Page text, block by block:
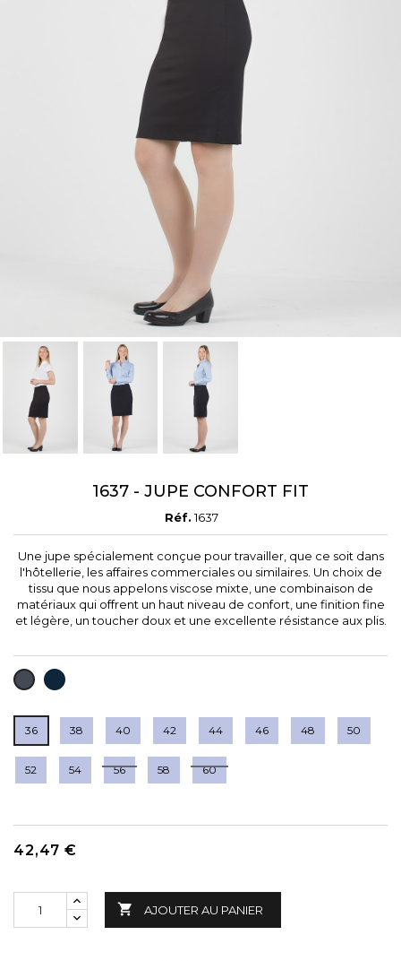
1637 - JUPE CONFORT FIT
Réf. 1637
Une jupe spécialement conçue pour travailler, que ce soit dans
l'hôtellerie, les affaires commerciales ou similaires. Un choix de
tissu que nous appelons viscose mixte, une combinaison de
matériaux qui offrent un haut niveau de confort, une finition fine
et légère, un toucher doux et une excellente résistance aux plis.
NOIRBLEU
MARINE
36 38 40 42 44 46 48 50
52 54 56 58 60
42,47 €
 AJOUTER AU PANIER
Créer une liste d'envies